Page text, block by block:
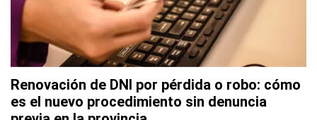
Renovación de DNI por pérdida o robo: cómo
es el nuevo procedimiento sin denuncia